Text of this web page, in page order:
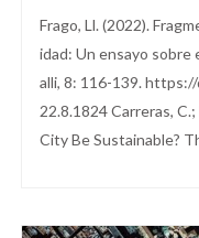
Frago, Ll. (2022).
idad: Un ensayo sobre
alli, 8: 116-139.
22.8.1824 Carreras,
City Be Sustainable?